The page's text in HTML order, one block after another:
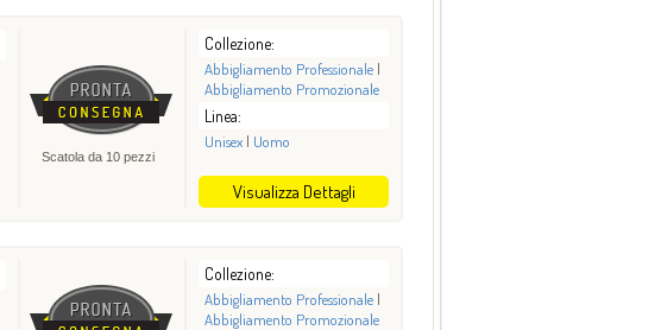
Scatola da 10 pezzi
Collezione:
Abbigliamento Professionale |
Abbigliamento Promozionale
Linea:
Unisex | Uomo
Visualizza Dettagli
Collezione:
Abbigliamento Professionale |
Abbigliamento Promozionale